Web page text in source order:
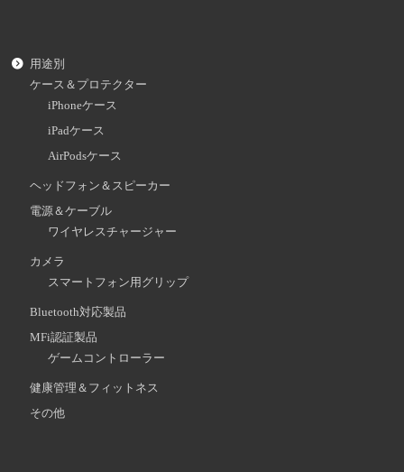
用途別
ケース＆プロテクター
iPhoneケース
iPadケース
AirPodsケース
ヘッドフォン＆スピーカー
電源＆ケーブル
ワイヤレスチャージャー
カメラ
スマートフォン用グリップ
Bluetooth対応製品
MFi認証製品
ゲームコントローラー
健康管理＆フィットネス
その他